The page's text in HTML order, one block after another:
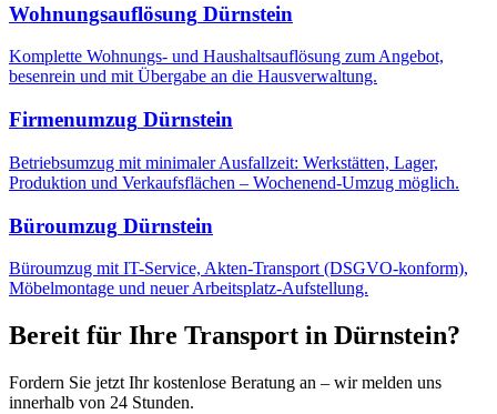
Wohnungsauflösung Dürnstein
Komplette Wohnungs- und Haushaltsauflösung zum Angebot,
besenrein und mit Übergabe an die Hausverwaltung.
Firmenumzug Dürnstein
Betriebsumzug mit minimaler Ausfallzeit: Werkstätten, Lager,
Produktion und Verkaufsflächen – Wochenend-Umzug möglich.
Büroumzug Dürnstein
Büroumzug mit IT-Service, Akten-Transport (DSGVO-konform),
Möbelmontage und neuer Arbeitsplatz-Aufstellung.
Bereit für Ihre Transport in Dürnstein?
Fordern Sie jetzt Ihr kostenlose Beratung an – wir melden uns
innerhalb von 24 Stunden.